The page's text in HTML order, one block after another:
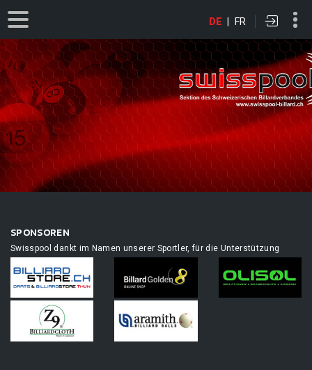
DE | FR
SPONSOREN
Swisspool dankt im Namen unserer Sportler, für die Unterstützung